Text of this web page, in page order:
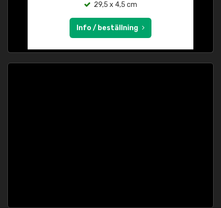
29,5 x 4,5 cm
Info / beställning